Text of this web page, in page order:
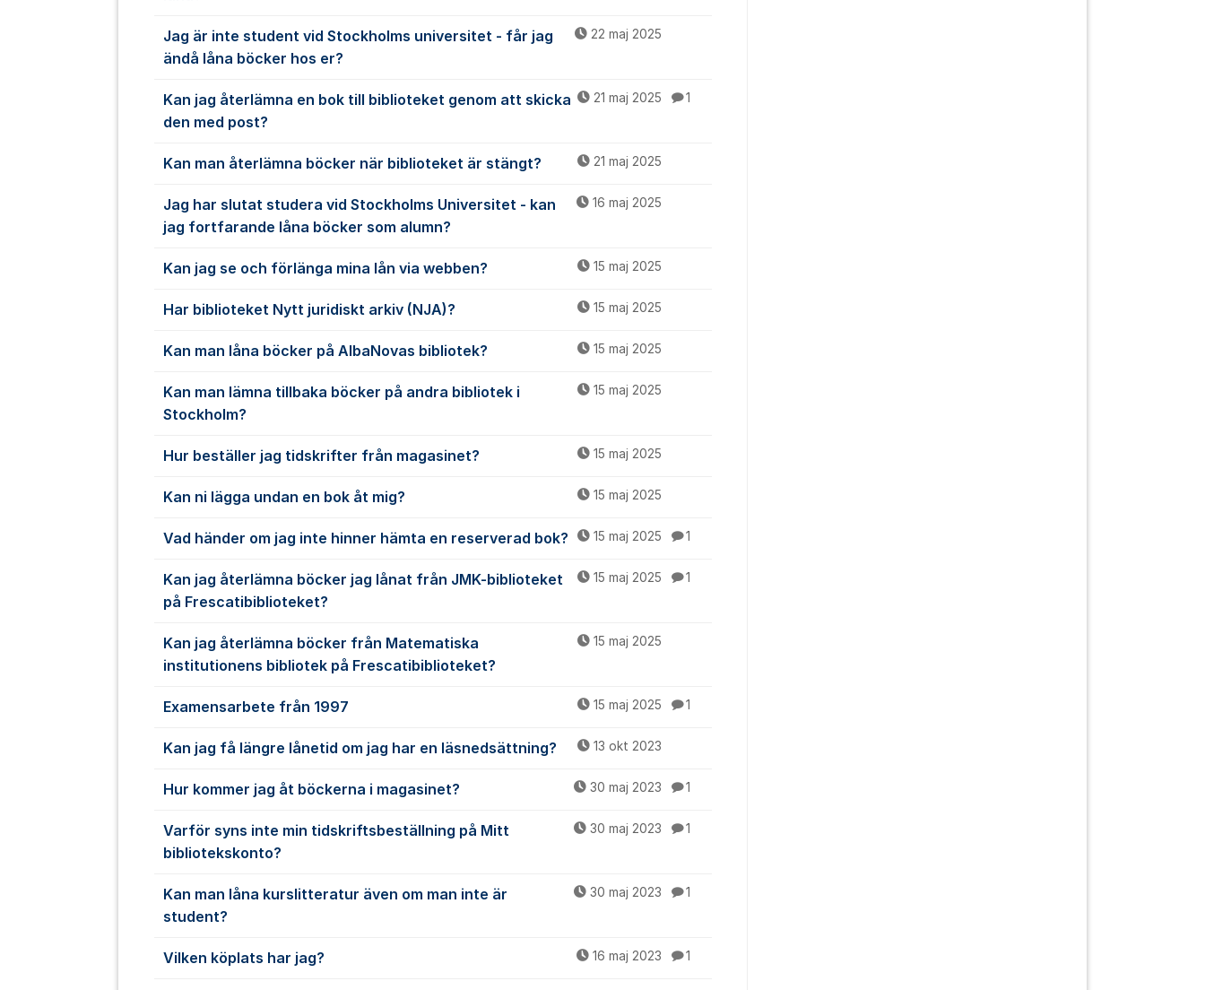
Jag är inte student vid Stockholms universitet - får jag
ändå låna böcker hos er?
22 maj 2025
Kan jag återlämna en bok till biblioteket genom att skicka
den med post?
21 maj 2025 1
Kan man återlämna böcker när biblioteket är stängt? 21 maj 2025
Jag har slutat studera vid Stockholms Universitet - kan
jag fortfarande låna böcker som alumn?
16 maj 2025
Kan jag se och förlänga mina lån via webben? 15 maj 2025
Har biblioteket Nytt juridiskt arkiv (NJA)? 15 maj 2025
Kan man låna böcker på AlbaNovas bibliotek? 15 maj 2025
Kan man lämna tillbaka böcker på andra bibliotek i
Stockholm?
15 maj 2025
Hur beställer jag tidskrifter från magasinet? 15 maj 2025
Kan ni lägga undan en bok åt mig? 15 maj 2025
Vad händer om jag inte hinner hämta en reserverad bok? 15 maj 2025 1
Kan jag återlämna böcker jag lånat från JMK-biblioteket
på Frescatibiblioteket?
15 maj 2025 1
Kan jag återlämna böcker från Matematiska
institutionens bibliotek på Frescatibiblioteket?
15 maj 2025
Examensarbete från 1997 15 maj 2025 1
Kan jag få längre lånetid om jag har en läsnedsättning? 13 okt 2023
Hur kommer jag åt böckerna i magasinet? 30 maj 2023 1
Varför syns inte min tidskriftsbeställning på Mitt
bibliotekskonto?
30 maj 2023 1
Kan man låna kurslitteratur även om man inte är
student?
30 maj 2023 1
Vilken köplats har jag? 16 maj 2023 1